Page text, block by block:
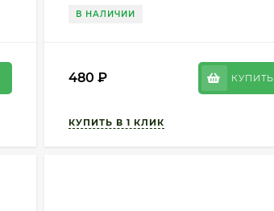
В НАЛИЧИИ
480₽ КУПИТЬ